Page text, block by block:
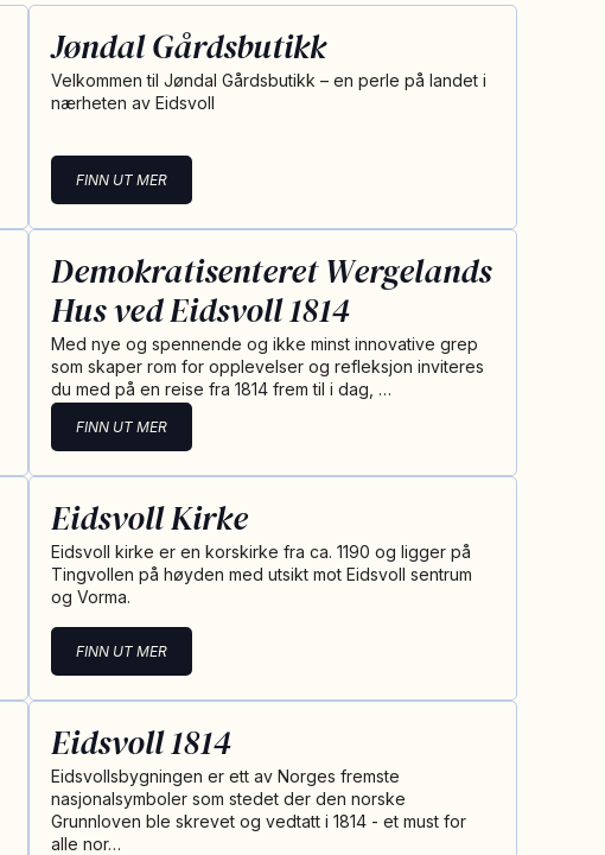
Jøndal Gårdsbutikk
Velkommen til Jøndal Gårdsbutikk – en perle på landet i
nærheten av Eidsvoll
FINN UT MER
Demokratisenteret Wergelands
Hus ved Eidsvoll 1814
Med nye og spennende og ikke minst innovative grep
som skaper rom for opplevelser og refleksjon inviteres
du med på en reise fra 1814 frem til i dag, …
FINN UT MER
Eidsvoll Kirke
Eidsvoll kirke er en korskirke fra ca. 1190 og ligger på
Tingvollen på høyden med utsikt mot Eidsvoll sentrum
og Vorma.
FINN UT MER
Eidsvoll 1814
Eidsvollsbygningen er ett av Norges fremste
nasjonalsymboler som stedet der den norske
Grunnloven ble skrevet og vedtatt i 1814 - et must for
alle nor…